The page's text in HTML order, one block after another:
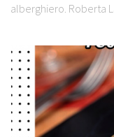
alberghiero. Roberta